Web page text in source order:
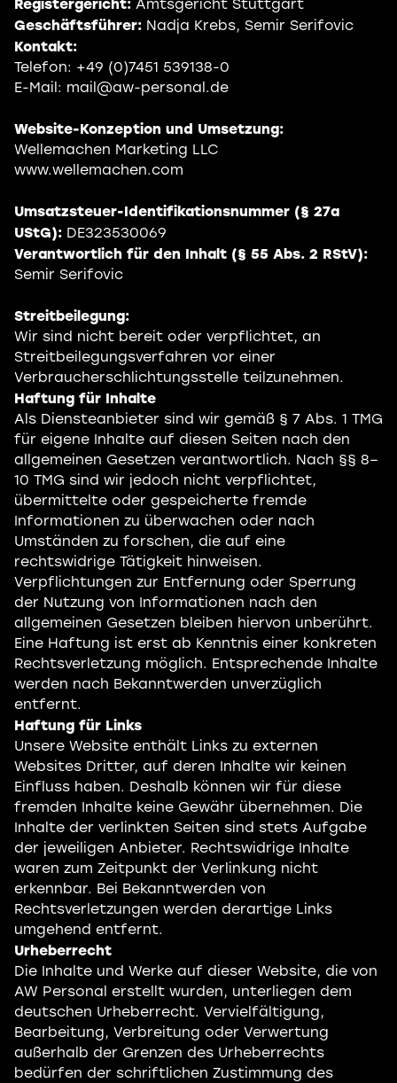
Amtsgericht Stuttgart
Geschäftsführer:Nadja Krebs, Semir Serifovic
Kontakt:
Telefon: +49 (0)7451 539138-0
E-Mail: mail@aw-personal.de
Website-Konzeption und Umsetzung:
Wellemachen Marketing LLC
www.wellemachen.com
Umsatzsteuer-Identifikationsnummer (§ 27a
UStG):DE323530069
Verantwortlich für den Inhalt (§ 55 Abs. 2 RStV):
Semir Serifovic
Streitbeilegung:
Wir sind nicht bereit oder verpflichtet, an
Streitbeilegungsverfahren vor einer
Verbraucherschlichtungsstelle teilzunehmen.
Haftung für Inhalte
Als Diensteanbieter sind wir gemäß § 7 Abs. 1 TMG
für eigene Inhalte auf diesen Seiten nach den
allgemeinen Gesetzen verantwortlich. Nach §§ 8–
10 TMG sind wir jedoch nicht verpflichtet,
übermittelte oder gespeicherte fremde
Informationen zu überwachen oder nach
Umständen zu forschen, die auf eine
rechtswidrige Tätigkeit hinweisen.
Verpflichtungen zur Entfernung oder Sperrung
der Nutzung von Informationen nach den
allgemeinen Gesetzen bleiben hiervon unberührt.
Eine Haftung ist erst ab Kenntnis einer konkreten
Rechtsverletzung möglich. Entsprechende Inhalte
werden nach Bekanntwerden unverzüglich
entfernt.
Haftung für Links
Unsere Website enthält Links zu externen
Websites Dritter, auf deren Inhalte wir keinen
Einfluss haben. Deshalb können wir für diese
fremden Inhalte keine Gewähr übernehmen. Die
Inhalte der verlinkten Seiten sind stets Aufgabe
der jeweiligen Anbieter. Rechtswidrige Inhalte
waren zum Zeitpunkt der Verlinkung nicht
erkennbar. Bei Bekanntwerden von
Rechtsverletzungen werden derartige Links
umgehend entfernt.
Urheberrecht
Die Inhalte und Werke auf dieser Website, die von
AW Personal erstellt wurden, unterliegen dem
deutschen Urheberrecht. Vervielfältigung,
Bearbeitung, Verbreitung oder Verwertung
außerhalb der Grenzen des Urheberrechts
bedürfen der schriftlichen Zustimmung des